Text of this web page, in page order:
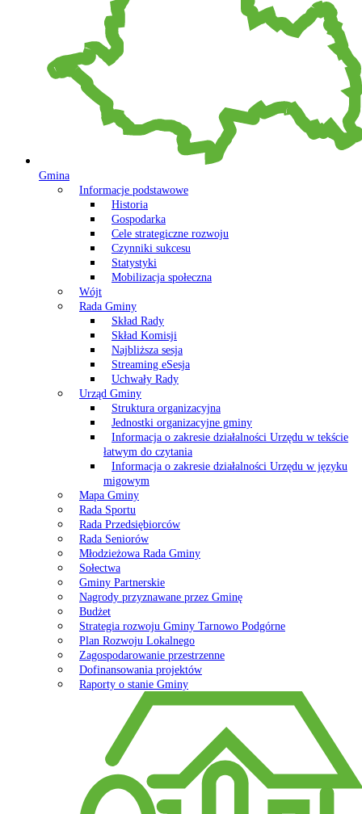
Gmina
Informacje podstawowe
Historia
Gospodarka
Cele strategiczne rozwoju
Czynniki sukcesu
Statystyki
Mobilizacja społeczna
Wójt
Rada Gminy
Skład Rady
Skład Komisji
Najbliższa sesja
Streaming eSesja
Uchwały Rady
Urząd Gminy
Struktura organizacyjna
Jednostki organizacyjne gminy
Informacja o zakresie działalności Urzędu w tekście
łatwym do czytania
Informacja o zakresie działalności Urzędu w języku
migowym
Mapa Gminy
Rada Sportu
Rada Przedsiębiorców
Rada Seniorów
Młodzieżowa Rada Gminy
Sołectwa
Gminy Partnerskie
Nagrody przyznawane przez Gminę
Budżet
Strategia rozwoju Gminy Tarnowo Podgórne
Plan Rozwoju Lokalnego
Zagospodarowanie przestrzenne
Dofinansowania projektów
Raporty o stanie Gminy